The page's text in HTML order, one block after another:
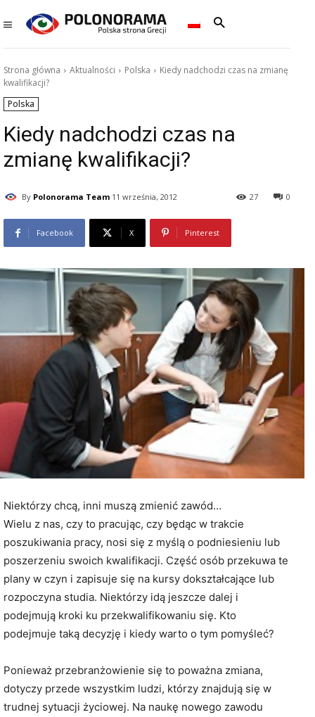
Strona główna Aktualności Polska
Kiedy nadchodzi czas na zmianę
kwalifikacji?
Polska
Kiedy nadchodzi czas na
zmianę kwalifikacji?
By Polonorama Team 11 września, 2012 0
27
Facebook X Pinterest
Niektórzy chcą, inni muszą zmienić zawód…
Wielu z nas, czy to pracując, czy będąc w trakcie
poszukiwania pracy, nosi się z myślą o podniesieniu lub
poszerzeniu swoich kwalifikacji. Część osób przekuwa te
plany w czyn i zapisuje się na kursy dokształcające lub
rozpoczyna studia. Niektórzy idą jeszcze dalej i
podejmują kroki ku przekwalifikowaniu się. Kto
podejmuje taką decyzję i kiedy warto o tym pomyśleć?
Ponieważ przebranżowienie się to poważna zmiana,
dotyczy przede wszystkim ludzi, którzy znajdują się w
trudnej sytuacji życiowej. Na naukę nowego zawodu